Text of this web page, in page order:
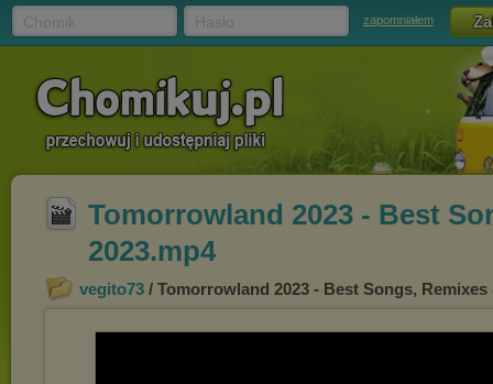
zapomniałem
Tomorrowland 2023 - Best
2023.mp4
vegito73 / Tomorrowland 2023 - Best Songs,